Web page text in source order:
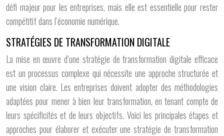
défi majeur pour les entreprises, mais elle est essentielle pour rester
compétitif dans l’économie numérique.
STRATÉGIES DE TRANSFORMATION DIGITALE
La mise en œuvre d’une stratégie de transformation digitale efficace
est un processus complexe qui nécessite une approche structurée et
une vision claire. Les entreprises doivent adopter des méthodologies
adaptées pour mener à bien leur transformation, en tenant compte de
leurs spécificités et de leurs objectifs. Voici les principales étapes et
approches pour élaborer et exécuter une stratégie de transformation